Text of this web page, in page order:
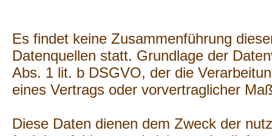
Es findet keine Zusammenführung
Datenquellen statt. Grundlage der
Abs. 1 lit. b DSGVO, der die
eines Vertrags oder vorvertraglicher
Diese Daten dienen dem Zweck der